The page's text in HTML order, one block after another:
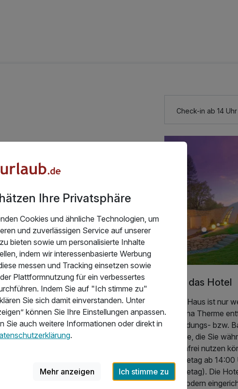
Wellnessbereich
stehen bereit
richtige sehr ruhig und zentral
wird ständig wieder aufgefüllt ist auch
Check-in ab 14 Uhr
Über das Hotel
Unser Haus ist nur
Toskana Therme
Verbindungs- bzw.
Therme, die Sie
kostenfrei nutzen
Anreisetag ab 14:00
Abreisetag). Die
und modern
Ihre Privatsphäre
Cookies und ähnliche Technologien, um
und zuverlässigen Service auf unserer
bieten sowie um personalisierte Inhalte
indem wir interessenbasierte Werbung
messen und Tracking einsetzen sowie
Plattformnutzung für ein verbessertes
Indem Sie auf "Ich stimme zu"
Sie sich damit einverstanden. Unter
können Sie Ihre Einstellungen anpassen.
Sie auch weitere Informationen oder direkt in
.
Mehr anzeigen Ich stimme zu